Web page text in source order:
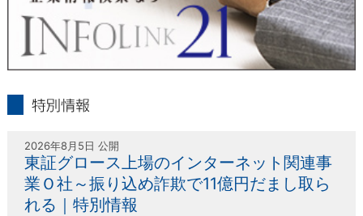
受付時間 平日9：00～17：00
2026年8月5日 公開
東証グロース上場のインターネット関連事
業Ｏ社～振り込め詐欺で11億円だまし取ら
れる｜特別情報